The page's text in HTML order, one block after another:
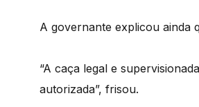
A governante explicou ainda
“A caça legal e
autorizada”, frisou.